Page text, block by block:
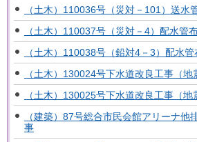
（土木）110036号（災対－101）送水
（土木）110037号（災対－4）配水管
（土木）110038号（鉛対4－3）配水
（土木）130024号下水道改良工事（地
（土木）130025号下水道改良工事（地
（建築）87号総合市民会館アリーナ他
事